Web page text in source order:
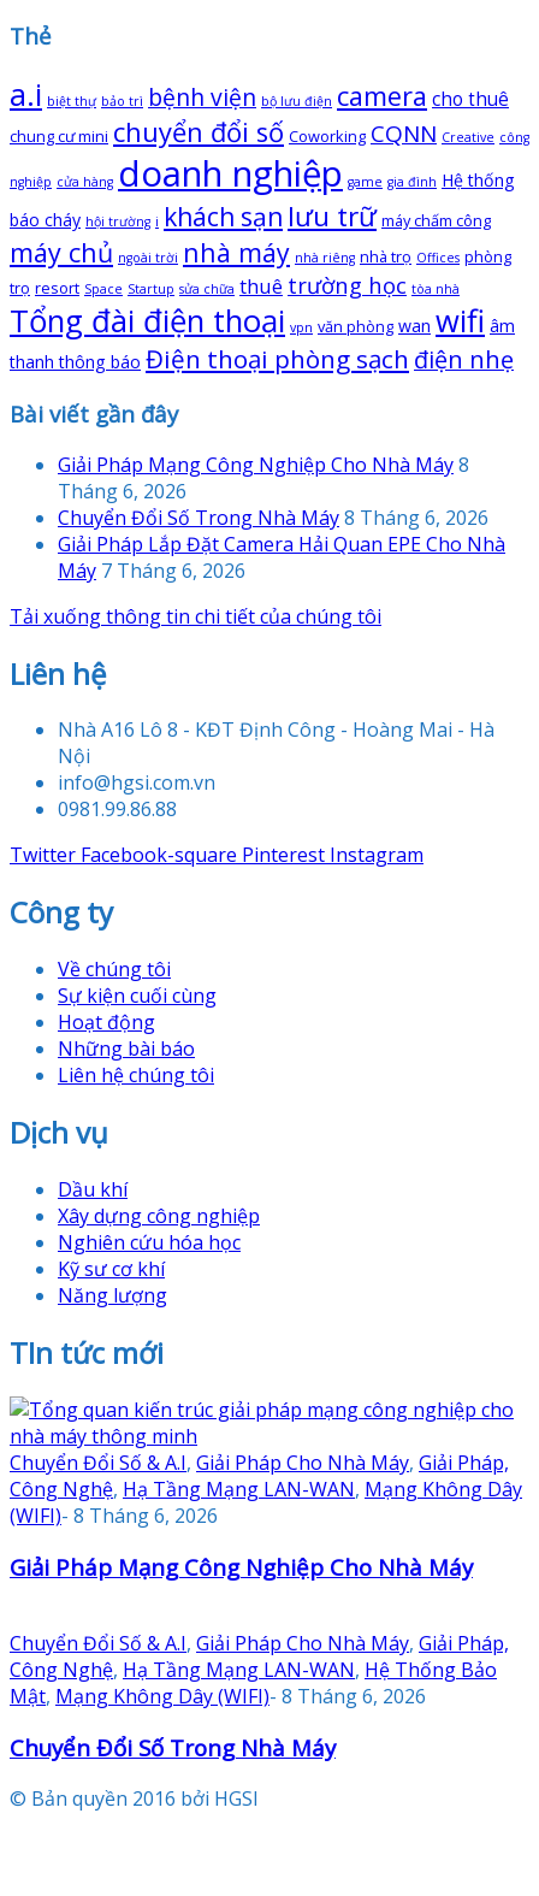
Thẻ
a.i biệt thự bảo trì bệnh viện bộ lưu điện camera cho thuê
chung cư mini chuyển đổi số Coworking CQNN Creative công
nghiệp cửa hàng doanh nghiệp game gia đình Hệ thống
báo cháy hội trường i khách sạn lưu trữ máy chấm công
máy chủ ngoài trời nhà máy nhà riêng nhà trọ Offices phòng
trọ resort Space Startup sửa chữa thuê trường học tòa nhà
Tổng đài điện thoại vpn văn phòng wan wifi âm
thanh thông báo Điện thoại phòng sạch điện nhẹ
Bài viết gần đây
Giải Pháp Mạng Công Nghiệp Cho Nhà Máy8
Tháng 6, 2026
Chuyển Đổi Số Trong Nhà Máy8 Tháng 6, 2026
Giải Pháp Lắp Đặt Camera Hải Quan EPE Cho Nhà
Máy 7 Tháng 6, 2026
Tải xuống thông tin chi tiết của chúng tôi
Liên hệ
Nhà A16 Lô 8 - KĐT Định Công - Hoàng Mai - Hà
Nội
info@hgsi.com.vn
0981.99.86.88
Twitter Facebook-square Pinterest Instagram
Công ty
Về chúng tôi
Sự kiện cuối cùng
Hoạt động
Những bài báo
Liên hệ chúng tôi
Dịch vụ
Dầu khí
Xây dựng công nghiệp
Nghiên cứu hóa học
Kỹ sư cơ khí
Năng lượng
TIn tức mới
Chuyển Đổi Số & A.I, Giải Pháp Cho Nhà Máy, Giải Pháp,
Công Nghệ, Hạ Tầng Mạng LAN-WAN, Mạng Không Dây
(WIFI)- 8 Tháng 6, 2026
Giải Pháp Mạng Công Nghiệp Cho Nhà Máy
Chuyển Đổi Số & A.I, Giải Pháp Cho Nhà Máy, Giải Pháp,
Công Nghệ, Hạ Tầng Mạng LAN-WAN, Hệ Thống Bảo
Mật, Mạng Không Dây (WIFI)- 8 Tháng 6, 2026
Chuyển Đổi Số Trong Nhà Máy
© Bản quyền 2016 bởi HGSI